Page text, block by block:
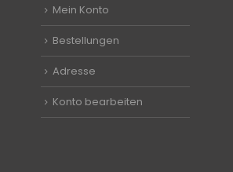
Mein Konto
Bestellungen
Adresse
Konto bearbeiten